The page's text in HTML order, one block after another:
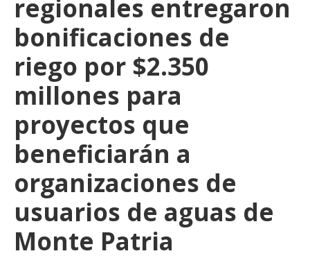
regionales entregaron
bonificaciones de
riego por $2.350
millones para
proyectos que
beneficiarán a
organizaciones de
usuarios de aguas de
Monte Patria